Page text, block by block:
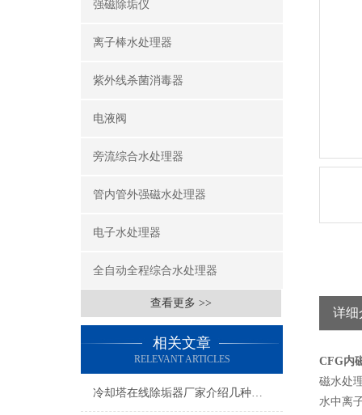
强磁除垢仪
离子棒水处理器
紫外线杀菌消毒器
电液阀
旁流综合水处理器
管内管外强磁水处理器
电子水处理器
全自动全程综合水处理器
查看更多 >>
相关文章
RELEVANT ARTICLES
冷却塔在线除垢器厂家介绍几种积垢危害
详细
CFG内
磁水处
水中离